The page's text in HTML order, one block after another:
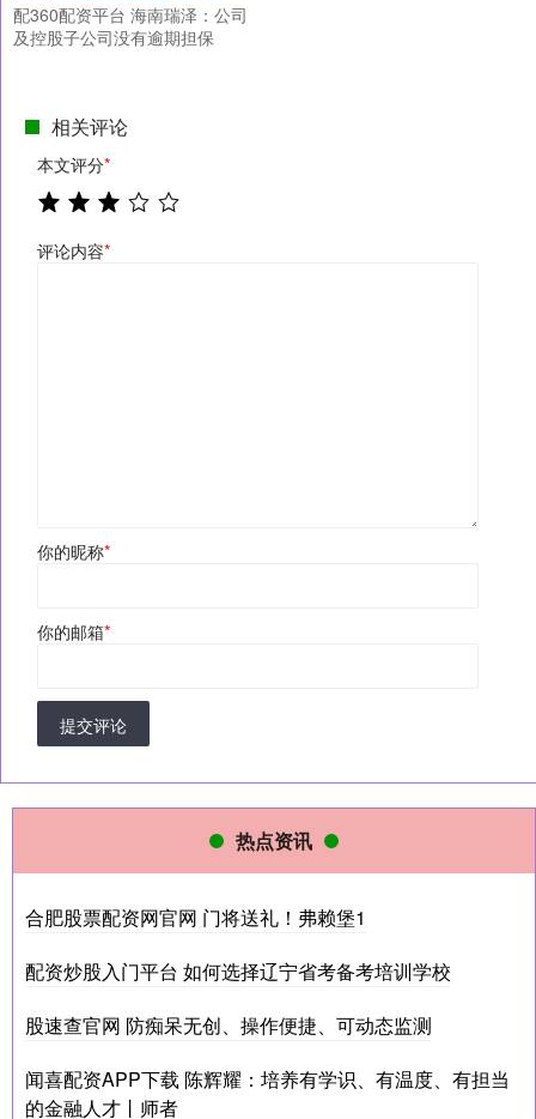
配360配资平台 海南瑞泽：公司
及控股子公司没有逾期担保
相关评论
本文评分*
评论内容*
你的昵称*
你的邮箱*
提交评论
热点资讯
合肥股票配资网官网 门将送礼！弗赖堡1
配资炒股入门平台 如何选择辽宁省考备考培训学校
股速查官网 防痴呆无创、操作便捷、可动态监测
闻喜配资APP下载 陈辉耀：培养有学识、有温度、有担当
的金融人才丨师者